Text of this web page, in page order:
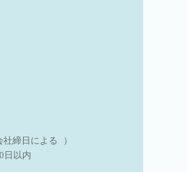
締日による ）
日以内